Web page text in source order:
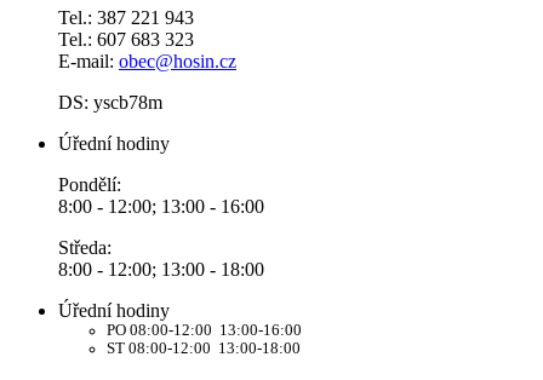
Tel.: 387 221 943
Tel.: 607 683 323
E-mail: obec@hosin.cz
DS: yscb78m
Úřední hodiny
Pondělí:
8:00 - 12:00; 13:00 - 16:00
Středa:
8:00 - 12:00; 13:00 - 18:00
Úřední hodiny
PO 08:00-12:00 13:00-16:00
ST 08:00-12:00 13:00-18:00